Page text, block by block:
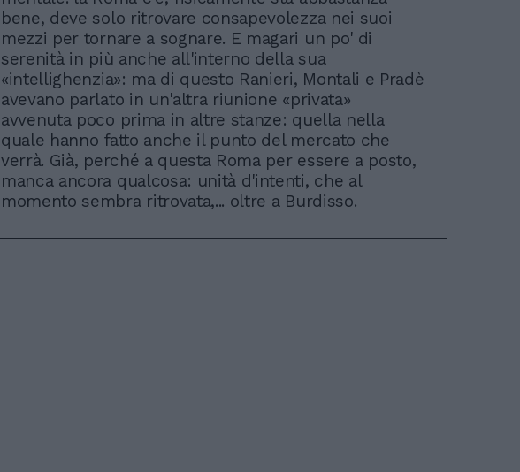
bene, deve solo ritrovare consapevolezza nei suoi
mezzi per tornare a sognare. E magari un po' di
serenità in più anche all'interno della sua
«intellighenzia»: ma di questo Ranieri, Montali e Pradè
avevano parlato in un'altra riunione «privata»
avvenuta poco prima in altre stanze: quella nella
quale hanno fatto anche il punto del mercato che
verrà. Già, perché a questa Roma per essere a posto,
manca ancora qualcosa: unità d'intenti, che al
momento sembra ritrovata,... oltre a Burdisso.